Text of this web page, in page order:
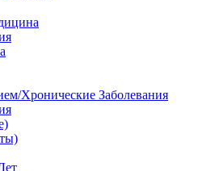
Хронические Заболевания